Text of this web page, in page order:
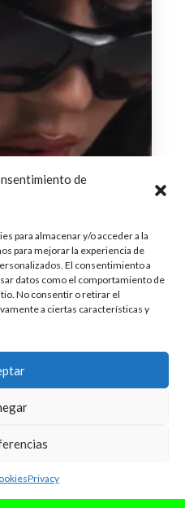
de
para almacenar y/o acceder a la
para mejorar la experiencia de
El consentimiento a
datos como el comportamiento de
No consentir o retirar el
a ciertas características y
Privacy